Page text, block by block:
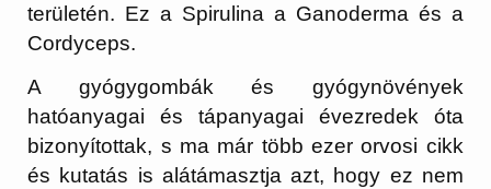
területén. Ez a Spirulina a Ganoderma és a
Cordyceps.
A gyógygombák és gyógynövények
hatóanyagai és tápanyagai évezredek óta
bizonyítottak, s ma már több ezer orvosi cikk
és kutatás is alátámasztja azt, hogy ez nem